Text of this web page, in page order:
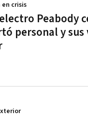
Peabody
personal y sus
en crisis